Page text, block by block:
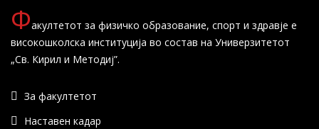
Факултетот за физичко образование, спорт и здравје е
високошколска институција во состав на Универзитетот
„Св. Кирил и Методиј”.
За факултетот
Наставен кадар